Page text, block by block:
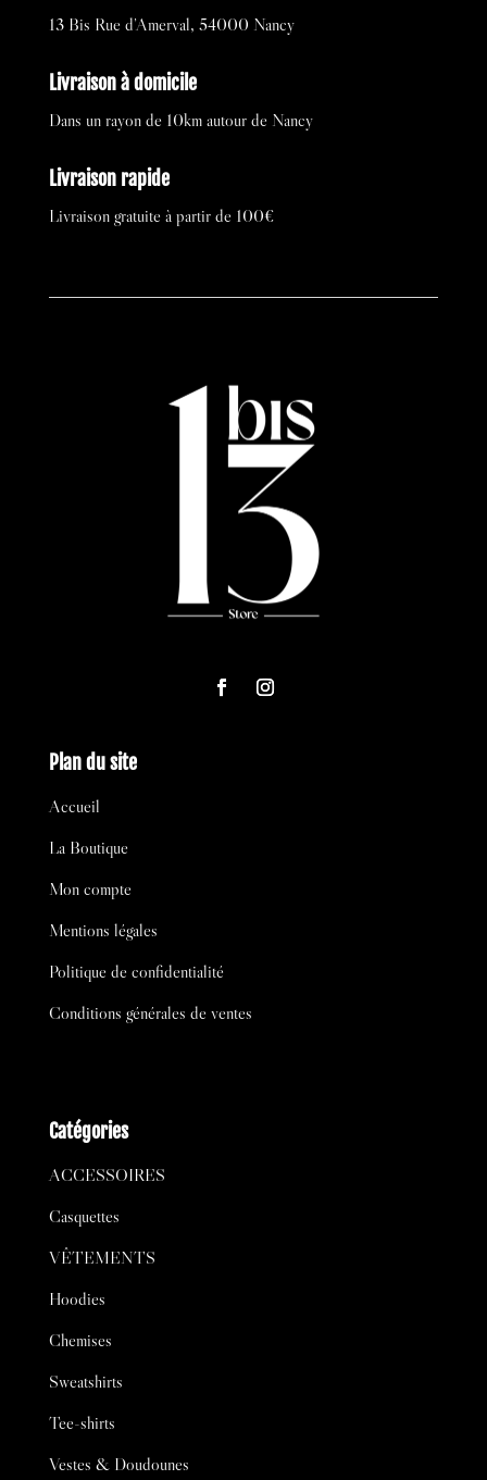
13 Bis Rue d’Amerval, 54000 Nancy
Livraison à domicile
Dans un rayon de 10km autour de Nancy
Livraison rapide
Livraison gratuite à partir de 100€
Plan du site
Accueil
La Boutique
Mon compte
Mentions légales
Politique de confidentialité
Conditions générales de ventes
Catégories
ACCESSOIRES
Casquettes
VÊTEMENTS
Hoodies
Chemises
Sweatshirts
Tee-shirts
Vestes & Doudounes